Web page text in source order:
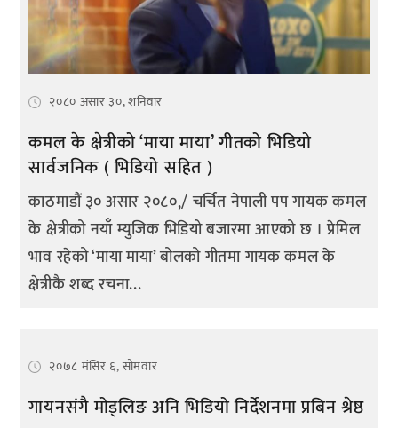
२०८० असार ३०, शनिवार
कमल के क्षेत्रीको ‘माया माया’ गीतको भिडियो
सार्वजनिक ( भिडियो सहित )
काठमाडौं ३० असार २०८०,/ चर्चित नेपाली पप गायक कमल
के क्षेत्रीको नयाँ म्युजिक भिडियो बजारमा आएको छ । प्रेमिल
भाव रहेको ‘माया माया’ बोलको गीतमा गायक कमल के
क्षेत्रीकै शब्द रचना...
२०७८ मंसिर ६, सोमवार
गायनसंगै मोड्लिङ अनि भिडियो निर्देशनमा प्रबिन श्रेष्ठ